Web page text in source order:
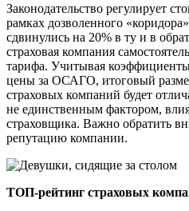
Законодательство регулирует
рамках дозволенного
сдвинулись на 20% в ту и в
страховая компания
тарифа. Учитывая
цены за ОСАГО, итоговый
страховых компаний будет
не единственным фактором,
страховщика. Важно обратить
репутацию компании.
ТОП-рейтинг страховых